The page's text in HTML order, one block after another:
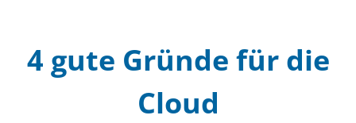
4 gute Gründe für die
Cloud